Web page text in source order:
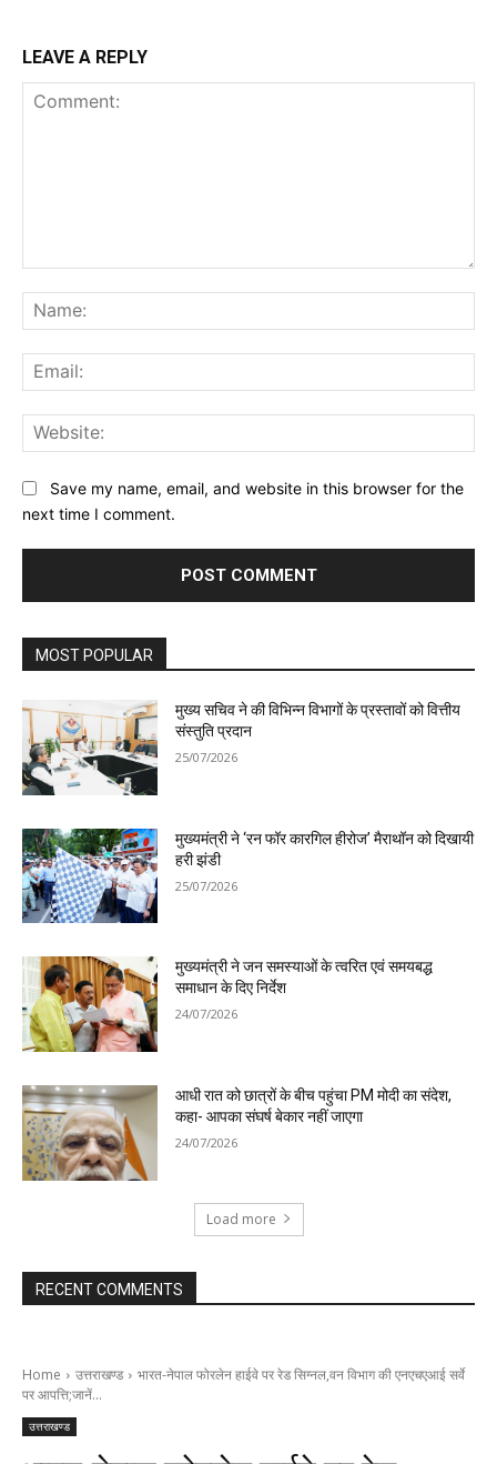
LEAVE A REPLY
Save my name, email, and website in this browser for the
next time I comment.
MOST POPULAR
मुख्य सचिव ने की विभिन्न विभागों के प्रस्तावों को वित्तीय
संस्तुति प्रदान
25/07/2026
मुख्यमंत्री ने ‘रन फॉर कारगिल हीरोज’ मैराथॉन को दिखायी
हरी झंडी
25/07/2026
मुख्यमंत्री ने जन समस्याओं के त्वरित एवं समयबद्ध
समाधान के दिए निर्देश
24/07/2026
आधी रात को छात्रों के बीच पहुंचा PM मोदी का संदेश,
कहा- आपका संघर्ष बेकार नहीं जाएगा
24/07/2026
Load more
RECENT COMMENTS